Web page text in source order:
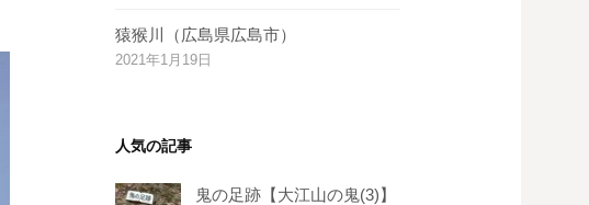
猿猴川（広島県広島市）
2021年1月19日
人気の記事
鬼の足跡【大江山の鬼(3)】